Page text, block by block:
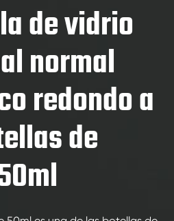
de vidrio
normal
redondo a
de